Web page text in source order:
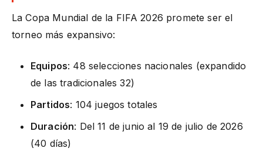
La Copa Mundial de la FIFA 2026 promete ser el
torneo más expansivo:
Equipos: 48 selecciones nacionales (expandido
de las tradicionales 32)
Partidos: 104 juegos totales
Duración: Del 11 de junio al 19 de julio de 2026
(40 días)